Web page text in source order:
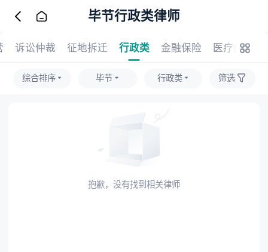
毕节行政类律师
诉讼仲裁 征地拆迁 行政类 金融保险 医疗纠纷
综合排序 毕节 行政类 筛选
抱歉，没有找到相关律师